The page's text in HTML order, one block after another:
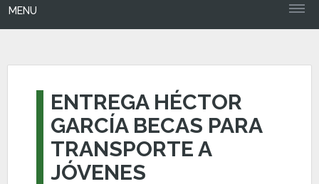
MENU
ENTREGA HÉCTOR
GARCÍA BECAS PARA
TRANSPORTE A
JÓVENES